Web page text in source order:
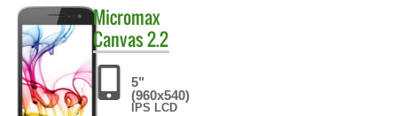
Micromax
Canvas 2.2
5"
(960x540)
IPS LCD